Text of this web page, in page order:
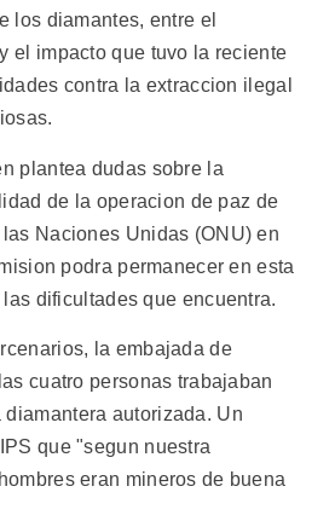
los diamantes, entre el
el impacto que tuvo la reciente
contra la extraccion ilegal
plantea dudas sobre la
de la operacion de paz de
Naciones Unidas (ONU) en
podra permanecer en esta
dificultades que encuentra.
la embajada de
cuatro personas trabajaban
autorizada. Un
que "segun nuestra
eran mineros de buena